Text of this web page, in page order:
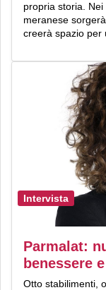
propria storia.
meranese
creerà spazio per
Intervista
Parmalat:
benessere
Otto stabilimenti,